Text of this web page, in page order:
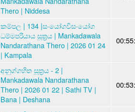
Thero | Niddesa
කම්පල | 134 |සංයෝගවිසංයෝග
ධම්මපරියාය සූත්‍රය | Mankadawala
Nandarathana Thero | 2026 01 24
| Kampala
අනුග්ගහිත සූත්‍රය - 2 |
Mankadawala Nandarathana
Thero | 2026 01 22 | Sathi TV |
Bana | Deshana